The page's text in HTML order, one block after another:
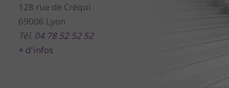
128 rue de Créqui
69006 Lyon
Tél. 04 78 52 52 52
+ d'infos